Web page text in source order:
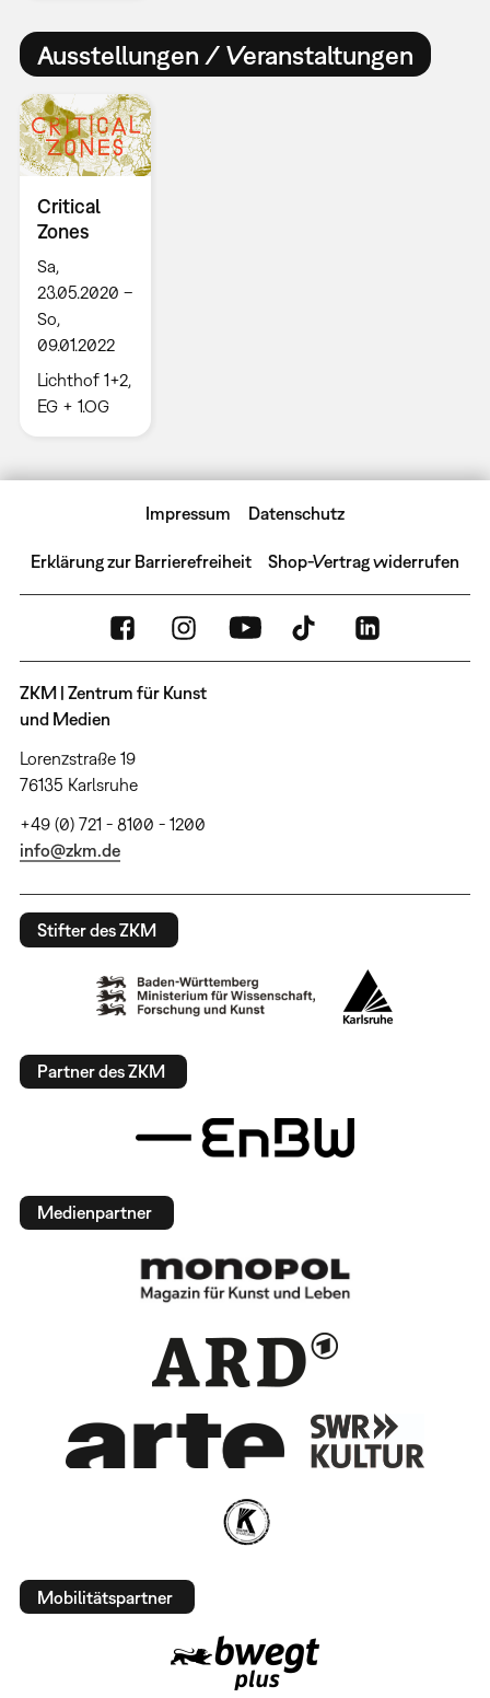
Ausstellungen / Veranstaltungen
Critical
Zones
Sa,
23.05.2020 –
So,
09.01.2022
Lichthof 1+2,
EG + 1.OG
Impressum Datenschutz
Erklärung zur Barrierefreiheit Shop-Vertrag widerrufen
ZKM | Zentrum für Kunst
und Medien
Lorenzstraße 19
76135 Karlsruhe
+49 (0) 721 - 8100 - 1200
info@zkm.de
Stifter des ZKM
Partner des ZKM
Medienpartner
Mobilitätspartner